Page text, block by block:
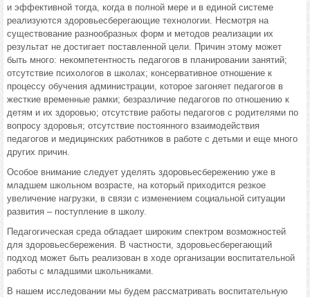
и эффективной тогда, когда в полной мере и в единой системе
реализуются здоровьесберегающие технологии. Несмотря на
существование разнообразных форм и методов реализации их
результат не достигает поставленной цели. Причин этому может
быть много: некомпетентность педагогов в планировании занятий;
отсутствие психологов в школах; консервативное отношение к
процессу обучения администрации, которое загоняет педагогов в
жесткие временные рамки; безразличие педагогов по отношению к
детям и их здоровью; отсутствие работы педагогов с родителями по
вопросу здоровья; отсутствие постоянного взаимодействия
педагогов и медицинских работников в работе с детьми и еще много
других причин.
Особое внимание следует уделять здоровьесбережению уже в
младшем школьном возрасте, на который приходится резкое
увеличение нагрузки, в связи с изменением социальной ситуации
развития – поступление в школу.
Педагогическая среда обладает широким спектром возможностей
для здоровьесбережения. В частности, здоровьесберегающий
подход может быть реализован в ходе организации воспитательной
работы с младшими школьниками.
В нашем исследовании мы будем рассматривать воспитательную